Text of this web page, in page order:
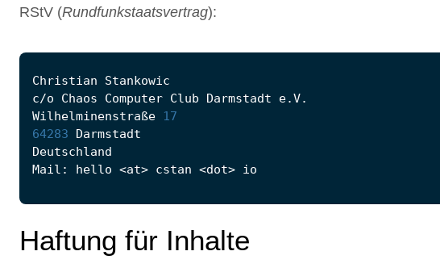
RStV (Rundfunkstaatsvertrag):
Wilhelminenstraße
17
64283
Haftung für Inhalte